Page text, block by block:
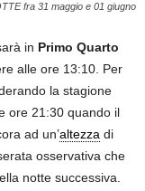
fra 31 maggio e 01 giugno
in Primo Quarto
alle ore 13:10. Per
la stagione
ore 21:30 quando il
ad un’altezza di
osservativa che
notte successiva.